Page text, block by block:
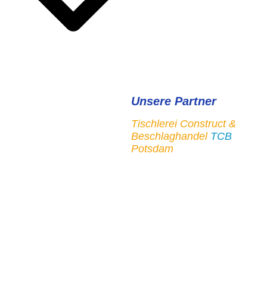
Unsere Partner
Tischlerei Construct &
Beschlaghandel TCB
Potsdam